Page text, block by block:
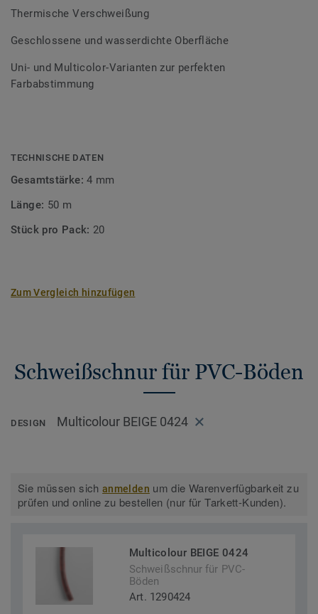
von Kontrastfarben lassen sich auch besondere
Thermische Verschweißung
Geschlossene und wasserdichte Oberfläche
Uni- und Multicolor-Varianten zur perfekten
Farbabstimmung
TECHNISCHE DATEN
Gesamtstärke:4 mm
Länge: 50 m
Stück pro Pack: 20
Zum Vergleich hinzufügen
Schweißschnur für PVC-Böden
DESIGN Multicolour BEIGE 0424
Sie müssen sichanmelden um die Warenverfügbarkeit zu
prüfen und online zu bestellen (nur für Tarkett-Kunden).
Multicolour BEIGE 0424
Schweißschnur für PVC-
Böden
Art. 1290424